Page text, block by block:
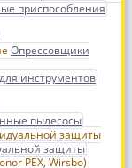
приспособления
Опрессовщики
инструментов
пылесосы
защиты